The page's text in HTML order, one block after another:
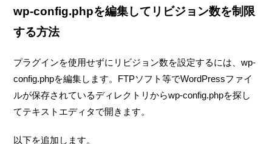
wp-config.phpを編集してリビジョン数を制限
する方法
プラグインを使用せずにリビジョン数を設定するには、wp-
config.phpを編集します。FTPソフト等でWordPressファイ
ルが保存されているディレクトリからwp-config.phpを探し
てテキストエディタで開きます。
以下を追加します。